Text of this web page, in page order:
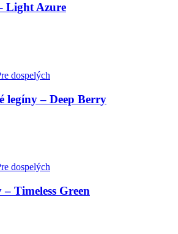
Light Azure
dospelých
legíny – Deep Berry
dospelých
Timeless Green